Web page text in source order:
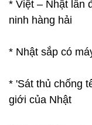
* Việt – Nhật lần
ninh hàng hải
* Nhật sắp có
* 'Sát thủ chống
giới của Nhật